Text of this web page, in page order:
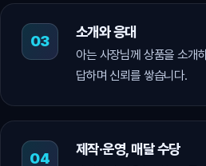
소개와 응대
아는 사장님께 상품을 소개
답하며 신뢰를 쌓습니다.
제작·운영, 매달 수당